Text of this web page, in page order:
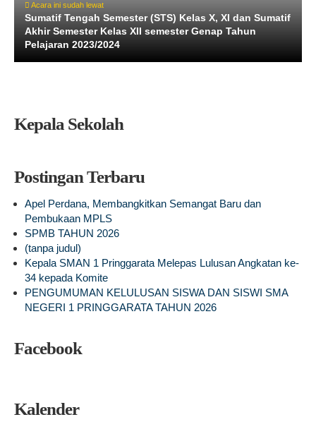
Acara ini sudah lewat
Sumatif Tengah Semester (STS) Kelas X, XI dan Sumatif
Akhir Semester Kelas XII semester Genap Tahun
Pelajaran 2023/2024
Kepala Sekolah
Postingan Terbaru
Apel Perdana, Membangkitkan Semangat Baru dan
Pembukaan MPLS
SPMB TAHUN 2026
(tanpa judul)
Kepala SMAN 1 Pringgarata Melepas Lulusan Angkatan ke-
34 kepada Komite
PENGUMUMAN KELULUSAN SISWA DAN SISWI SMA
NEGERI 1 PRINGGARATA TAHUN 2026
Facebook
Kalender